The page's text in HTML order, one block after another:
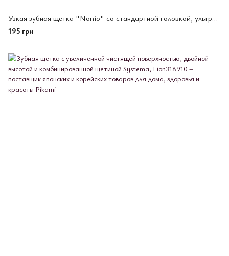
Узкая зубная щетка "Nonio" со стандартной головкой, ультратонкими щетинками и плоским срезом для профилактики
195 грн